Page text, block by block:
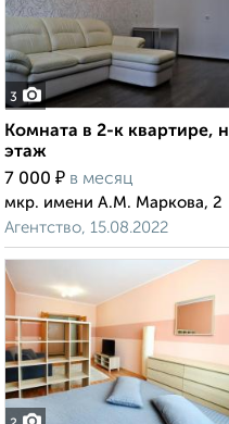
3
Комната в 2-к квартире,
этаж
7 000 ₽ в месяц
мкр. имени А.М. Маркова, 2
Агентство, 15.08.2022